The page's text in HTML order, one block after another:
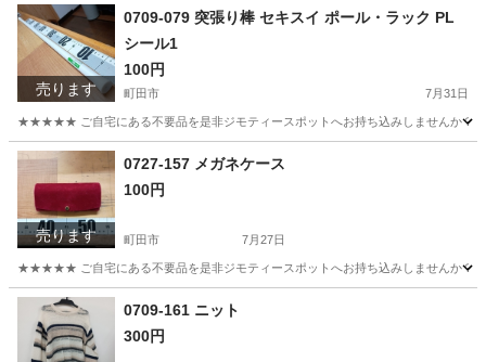
東京 町田市 ベビー用品 オーバーオール
売ります
0709-079 突張り棒 セキスイ ポール・ラック PL
シール1
100円
町田市 7月31日
★★★★★ ご自宅にある不要品を是非ジモティースポットへお持ち込みしませんか？
東京 町田市 ポール
売ります
0727-157 メガネケース
100円
町田市 7月27日
★★★★★ ご自宅にある不要品を是非ジモティースポットへお持ち込みしませんか？
東京 町田市 インテリア雑貨/小物
0709-161 ニット
300円